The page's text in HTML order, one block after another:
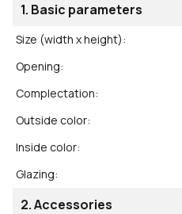
1. Basic parameters
Size (width x height):
Opening:
Complectation:
Outside color:
Inside color:
Glazing:
2.Accessories